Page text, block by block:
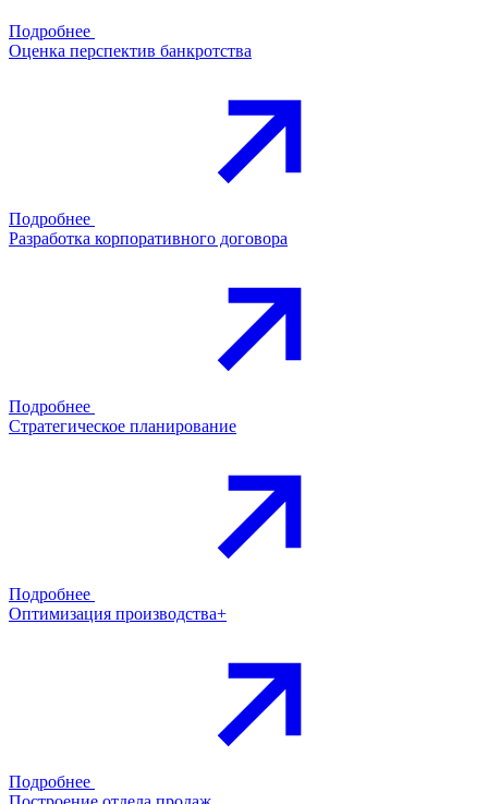
Подробнее
Оценка перспектив банкротства
Подробнее
Разработка корпоративного договора
Подробнее
Стратегическое планирование
Подробнее
Оптимизация производства+
Подробнее